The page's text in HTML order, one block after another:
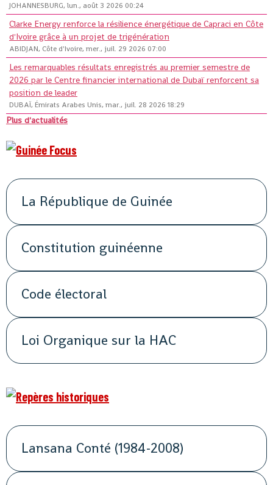
JOHANNESBURG, lun., août 3 2026 00:24
Clarke Energy renforce la résilience énergétique de Capraci en Côte
d'Ivoire grâce à un projet de trigénération
ABIDJAN, Côte d'Ivoire, mer., juil. 29 2026 07:00
Les remarquables résultats enregistrés au premier semestre de
2026 par le Centre financier international de Dubaï renforcent sa
position de leader
DUBAÏ, Émirats Arabes Unis, mar., juil. 28 2026 18:29
Plus d'actualités
La République de Guinée
Constitution guinéenne
Code électoral
Loi Organique sur la HAC
Lansana Conté (1984-2008)